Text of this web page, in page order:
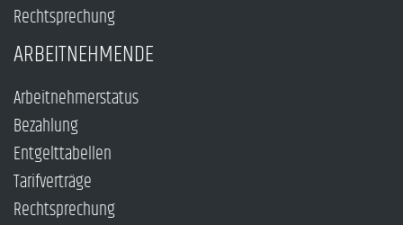
Rechtsprechung
ARBEITNEHMENDE
Arbeitnehmerstatus
Bezahlung
Entgelttabellen
Tarifverträge
Rechtsprechung